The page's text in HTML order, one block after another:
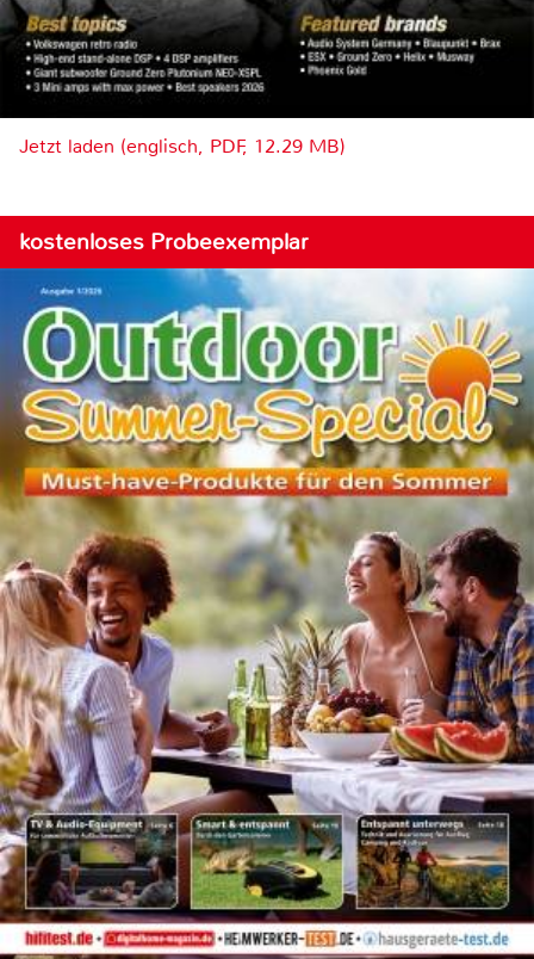
Jetzt laden (englisch, PDF, 12.29 MB)
kostenloses Probeexemplar